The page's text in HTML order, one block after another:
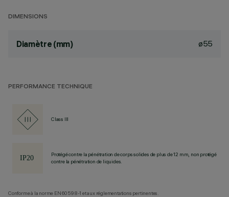
DIMENSIONS
Diamètre (mm) ø55
PERFORMANCE TECHNIQUE
Class III
Protégé contre la pénétration de corps solides de plus de 12 mm, non protégé
contre la pénétration de liquides.
Conforme à la norme EN60598-1 et aux réglementations pertinentes.